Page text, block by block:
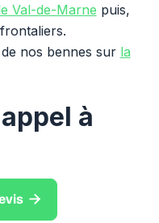
Val-de-Marne puis,
frontaliers.
nos bennes sur la
à
